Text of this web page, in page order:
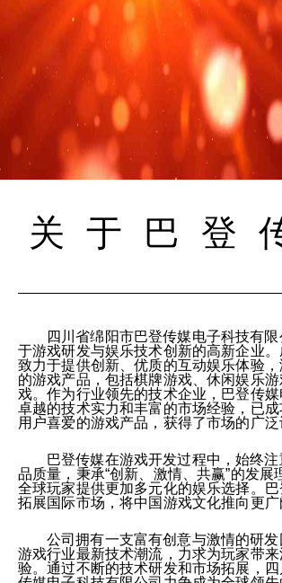
关于巴登
四川省绵阳市巴登传媒电子科技有
于游戏研发与娱乐技术创新的高新企业。
致力于提供创新、优质的互动娱乐体验
的游戏产品，包括棋牌游戏、休闲娱乐
戏。作为行业领先的技术企业，巴登传
卓越的技术实力和丰富的市场经验，已
用户喜爱的游戏产品，获得了市场的广泛
巴登传媒在游戏开发过程中，始终
品质量，秉承“创新、激情、共赢”的发展
全球玩家提供更加多元化的娱乐选择。
拓展国际市场，将中国游戏文化推向更广
公司拥有一支富有创意与激情的研
游戏行业最新技术潮流，力求为玩家带
验。通过不断的技术研发和市场拓展，